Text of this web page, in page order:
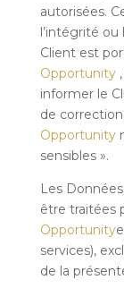
autorisées.
l’intégrité
Client est
Opportunity,
informer le
de
Opportunity
sensibles ».
Les
être traitées
Opportunity
services),
de la